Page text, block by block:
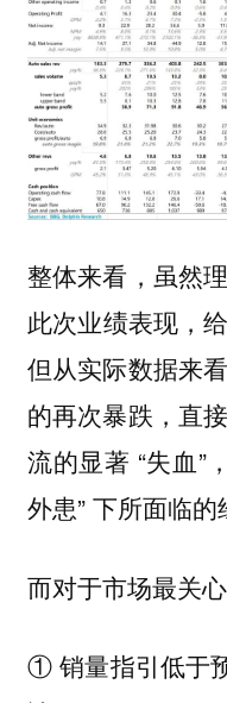
整体来看，虽然
此次业绩表现，
但从实际数据来
的再次暴跌，直
流的显著 “失血”
外患” 下所面临的
而对于市场最关
① 销量指引低于